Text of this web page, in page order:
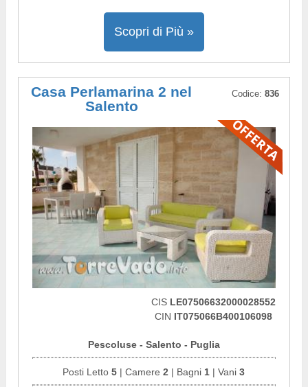
Scopri di Più »
Casa Perlamarina 2 nel
Salento
Codice: 836
CIS LE07506632000028552
CIN IT075066B400106098
Pescoluse - Salento - Puglia
Posti Letto5 | Camere2 | Bagni 1 | Vani3